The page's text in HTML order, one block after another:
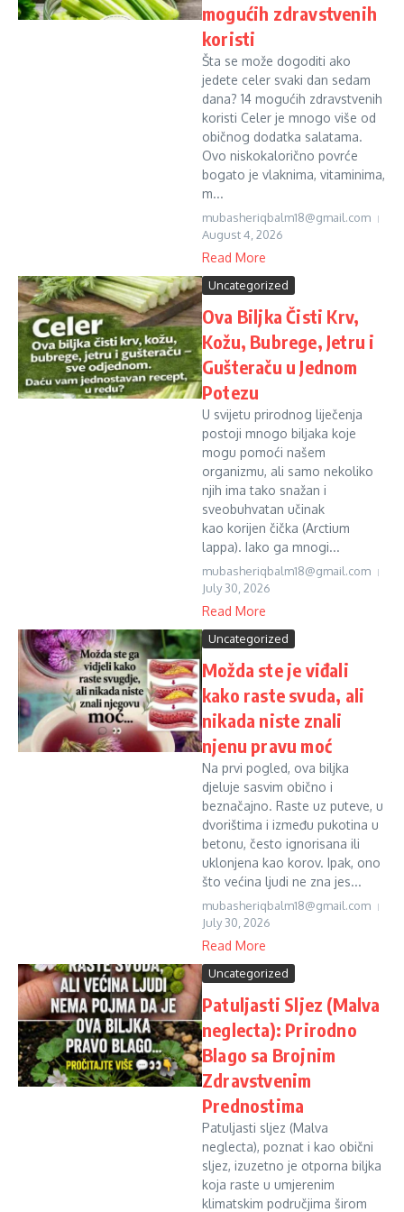
mogućih zdravstvenih
koristi
Šta se može dogoditi ako
jedete celer svaki dan sedam
dana? 14 mogućih zdravstvenih
koristi Celer je mnogo više od
običnog dodatka salatama.
Ovo niskokalorično povrće
bogato je vlaknima, vitaminima,
m...
mubasheriqbalm18@gmail.com
August 4, 2026
Read More
Uncategorized
Ova Biljka Čisti Krv,
Kožu, Bubrege, Jetru i
Gušteraču u Jednom
Potezu
U svijetu prirodnog liječenja
postoji mnogo biljaka koje
mogu pomoći našem
organizmu, ali samo nekoliko
njih ima tako snažan i
sveobuhvatan učinak
kao korijen čička (Arctium
lappa). Iako ga mnogi...
mubasheriqbalm18@gmail.com
July 30, 2026
Read More
Uncategorized
Možda ste je viđali
kako raste svuda, ali
nikada niste znali
njenu pravu moć
Na prvi pogled, ova biljka
djeluje sasvim obično i
beznačajno. Raste uz puteve, u
dvorištima i između pukotina u
betonu, često ignorisana ili
uklonjena kao korov. Ipak, ono
što većina ljudi ne zna jes...
mubasheriqbalm18@gmail.com
July 30, 2026
Read More
Uncategorized
Patuljasti Sljez (Malva
neglecta): Prirodno
Blago sa Brojnim
Zdravstvenim
Prednostima
Patuljasti sljez (Malva
neglecta), poznat i kao obični
sljez, izuzetno je otporna biljka
koja raste u umjerenim
klimatskim područjima širom